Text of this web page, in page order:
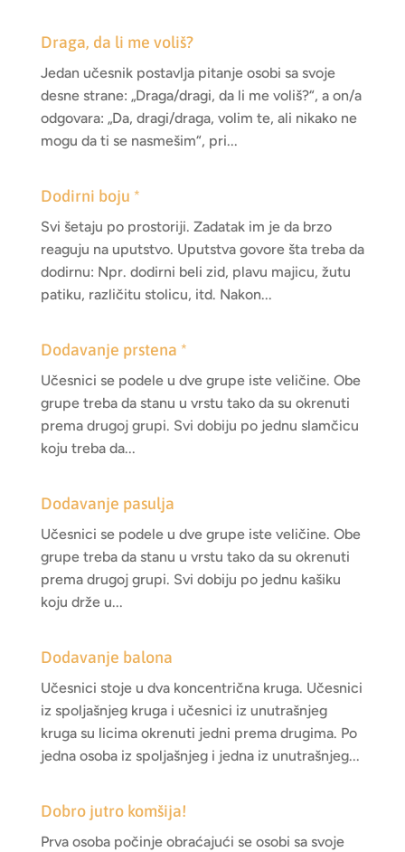
Draga, da li me voliš?
Jedan učesnik postavlja pitanje osobi sa svoje
desne strane: „Draga/dragi, da li me voliš?“, a on/a
odgovara: „Da, dragi/draga, volim te, ali nikako ne
mogu da ti se nasmešim“, pri...
Dodirni boju *
Svi šetaju po prostoriji. Zadatak im je da brzo
reaguju na uputstvo. Uputstva govore šta treba da
dodirnu: Npr. dodirni beli zid, plavu majicu, žutu
patiku, različitu stolicu, itd. Nakon...
Dodavanje prstena *
Učesnici se podele u dve grupe iste veličine. Obe
grupe treba da stanu u vrstu tako da su okrenuti
prema drugoj grupi. Svi dobiju po jednu slamčicu
koju treba da...
Dodavanje pasulja
Učesnici se podele u dve grupe iste veličine. Obe
grupe treba da stanu u vrstu tako da su okrenuti
prema drugoj grupi. Svi dobiju po jednu kašiku
koju drže u...
Dodavanje balona
Učesnici stoje u dva koncentrična kruga. Učesnici
iz spoljašnjeg kruga i učesnici iz unutrašnjeg
kruga su licima okrenuti jedni prema drugima. Po
jedna osoba iz spoljašnjeg i jedna iz unutrašnjeg...
Dobro jutro komšija!
Prva osoba počinje obraćajući se osobi sa svoje